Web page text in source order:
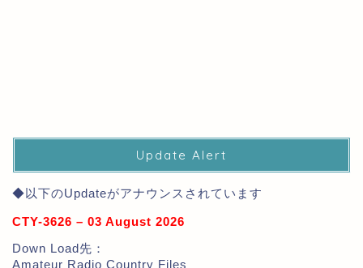
Update Alert
◆以下のUpdateがアナウンスされています
CTY-3626 – 03 August 2026
Down Load先：
Amateur Radio Country Files